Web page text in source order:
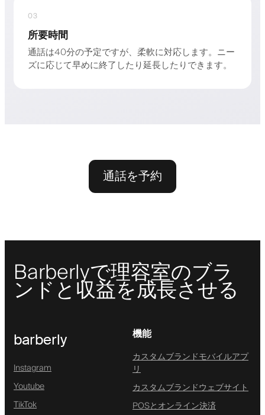
03
所要時間
通話は40分の予定ですが、柔軟に対応します。ニー
ズに応じて早めに終了したり延長したりできます。
通話を予約
Barberlyで理容室のブラ
ンドと収益を成長させる
barberly
Instagram
Youtube
TikTok
機能
カスタムブランドモバイルアプ
リ
カスタムブランドウェブサイト
POSとオンライン決済